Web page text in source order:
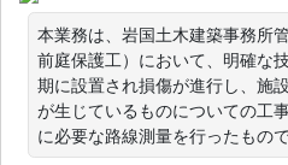
本業務は、岩国土木建築事務所
前庭保護工）において、明確な
期に設置され損傷が進行し、施
が生じているものについての工
に必要な路線測量を行ったもので